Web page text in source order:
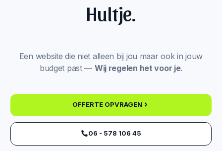
Hultje.
Een website die niet alleen bij jou maar ook in jouw
budget past — Wij regelen het voor je.
OFFERTE OPVRAGEN
‪06 - 578 106 45‬